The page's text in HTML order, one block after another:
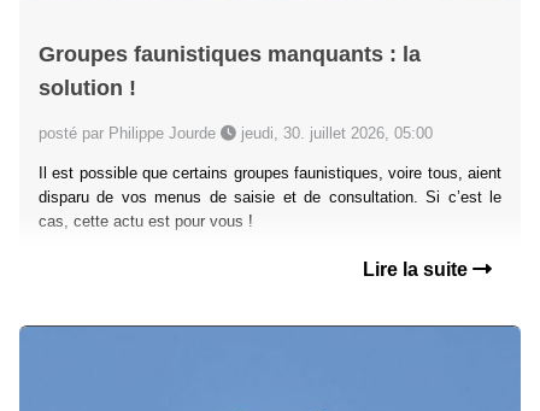
Groupes faunistiques manquants : la
solution !
posté par Philippe Jourde jeudi, 30. juillet 2026, 05:00
Il est possible que certains groupes faunistiques, voire tous, aient
disparu de vos menus de saisie et de consultation. Si c’est le
cas, cette actu est pour vous !
Lire la suite